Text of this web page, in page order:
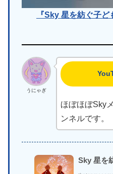
『Sky 星を紡ぐ子
うにゃぎ
ほぼほぼSky
ンネルです。
Sky 星を